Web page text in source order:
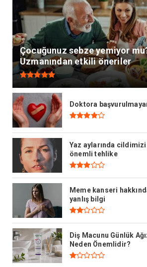
Çocuğunuz sebze yemiyor
Uzmanından etkili öneriler
Doktora
Yaz aylarında
önemli tehlike
Meme kanseri
yanlış bilgi
Diş Macunu Günlük
Neden Önemlidir?